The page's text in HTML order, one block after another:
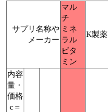
サプリ名称や
メーカー
マル
チ
ミネ
ラル
ビタ
ミン
K製薬
内容
量・
価格
c＝